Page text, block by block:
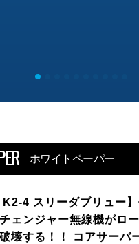
ホワイトペーパー
K2-4 スリーダブリュー
ェンジャー無線機がロ
壊する！！ コアサーバ